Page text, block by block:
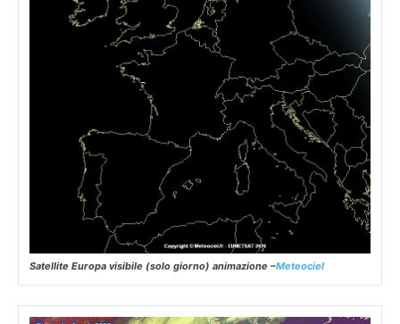
Satellite Europa visibile (solo giorno) animazione –Meteociel